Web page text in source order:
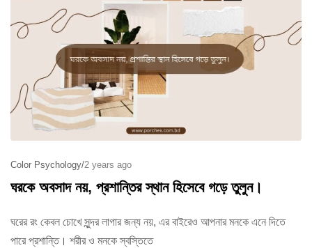
Color Psychology/2 years ago
ঘরকে অবসাদ নয়, প্রশান্তির স্থান হিসেবে গড়ে তুলুন।
ঘরের রং কেবল চোখে সুন্দর লাগার জন্য নয়, এর বাইরেও আপনার মনকে এনে দিতে
পারে প্রশান্তি। শরীর ও মনকে স্বস্তিতে